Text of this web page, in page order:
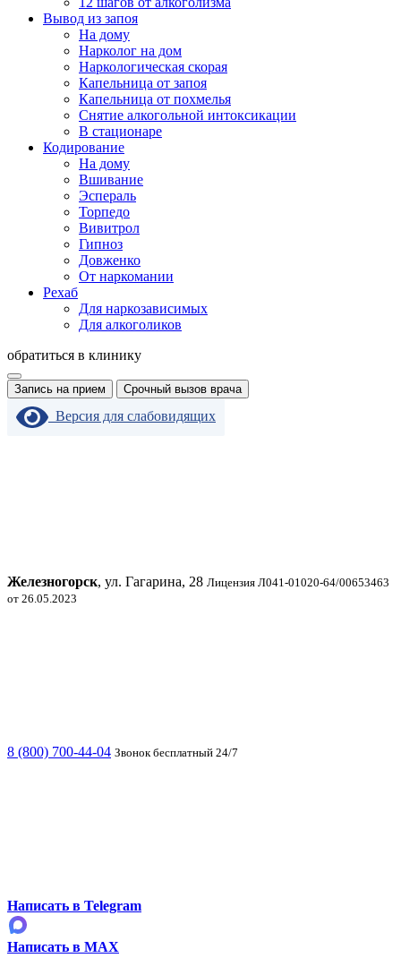
Вывод из запоя
На дому
Нарколог на дом
Наркологическая скорая
Капельница от запоя
Капельница от похмелья
Снятие алкогольной интоксикации
В стационаре
Кодирование
На дому
Вшивание
Эспераль
Торпедо
Вивитрол
Гипноз
Довженко
От наркомании
Рехаб
Для наркозависимых
Для алкоголиков
обратиться в клинику
Запись на прием Срочный вызов врача
Версия для слабовидящих
Железногорск, ул. Гагарина, 28 Лицензия Л041-01020-64/00653463
от 26.05.2023
8 (800) 700-44-04 Звонок бесплатный 24/7
Написать в Telegram
Написать в MAX